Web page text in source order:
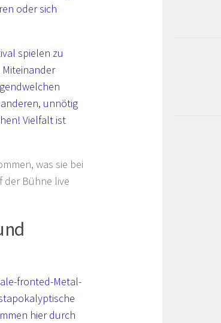
oder sich
spielen zu
unnötig
Vielfalt ist
was sie bei
der Bühne live
fronted-Metal-
hier durch